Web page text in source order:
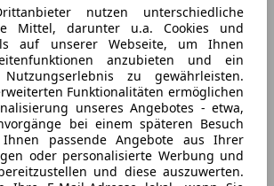
nutzen unterschiedliche
Mittel, darunter u.a. Cookies und
auf unserer Webseite, um Ihnen
anzubieten und ein
Nutzungserlebnis zu gewährleisten.
Funktionalitäten ermöglichen
unseres Angebotes - etwa,
bei einem späteren Besuch
Ihnen passende Angebote aus Ihrer
oder personalisierte Werbung und
und diese auszuwerten.